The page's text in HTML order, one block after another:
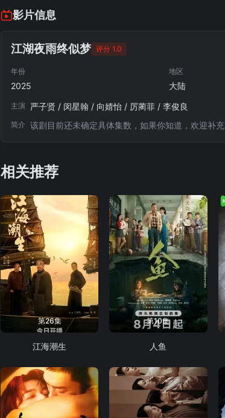
影片信息
江湖夜雨终似梦 评分 1.0
年份
2025
地区
大陆
主演 严子贤 / 闵星翰 / 向婧怡 / 厉蔺菲 / 李俊良
简介 该剧目前还未确定具体集数，如果你知道，欢迎补充
相关推荐
第26集
江海潮生
第10集
人鱼